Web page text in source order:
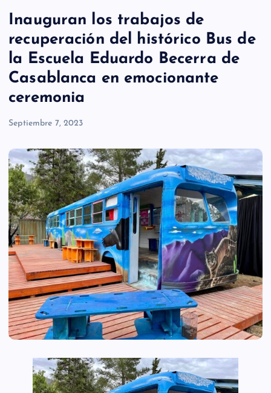
Inauguran los trabajos de
recuperación del histórico Bus de
la Escuela Eduardo Becerra de
Casablanca en emocionante
ceremonia
Septiembre 7, 2023